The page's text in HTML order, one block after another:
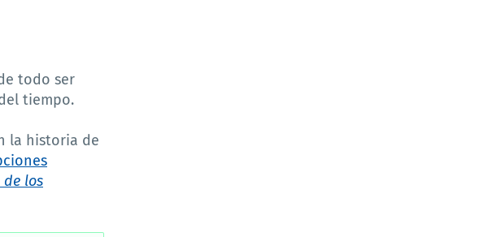
todo ser
tiempo.
la historia de
de los